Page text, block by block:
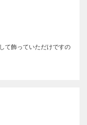
て飾っていただけですの